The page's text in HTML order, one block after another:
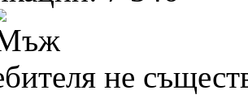
не